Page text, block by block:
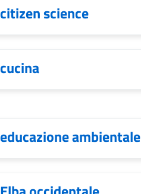
citizen science
cucina
educazione ambientale